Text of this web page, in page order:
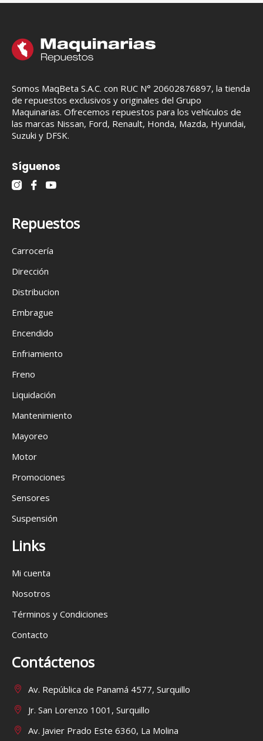
Somos MaqBeta S.A.C. con RUC N° 20602876897, la tienda
de repuestos exclusivos y originales del Grupo
Maquinarias. Ofrecemos repuestos para los vehículos de
las marcas Nissan, Ford, Renault, Honda, Mazda, Hyundai,
Suzuki y DFSK.
Síguenos
Repuestos
Carrocería
Dirección
Distribucion
Embrague
Encendido
Enfriamiento
Freno
Liquidación
Mantenimiento
Mayoreo
Motor
Promociones
Sensores
Suspensión
Links
Mi cuenta
Nosotros
Términos y Condiciones
Contacto
Contáctenos
Av. República de Panamá 4577, Surquillo
Jr. San Lorenzo 1001, Surquillo
Av. Javier Prado Este 6360, La Molina